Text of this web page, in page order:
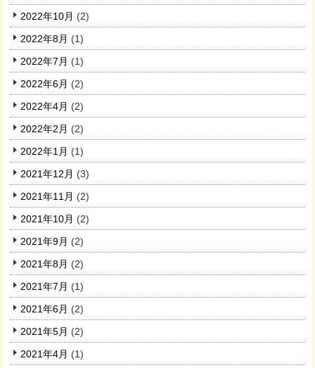
2022年10月 (2)
2022年8月 (1)
2022年7月 (1)
2022年6月 (2)
2022年4月 (2)
2022年2月 (2)
2022年1月 (1)
2021年12月 (3)
2021年11月 (2)
2021年10月 (2)
2021年9月 (2)
2021年8月 (2)
2021年7月 (1)
2021年6月 (2)
2021年5月 (2)
2021年4月 (1)